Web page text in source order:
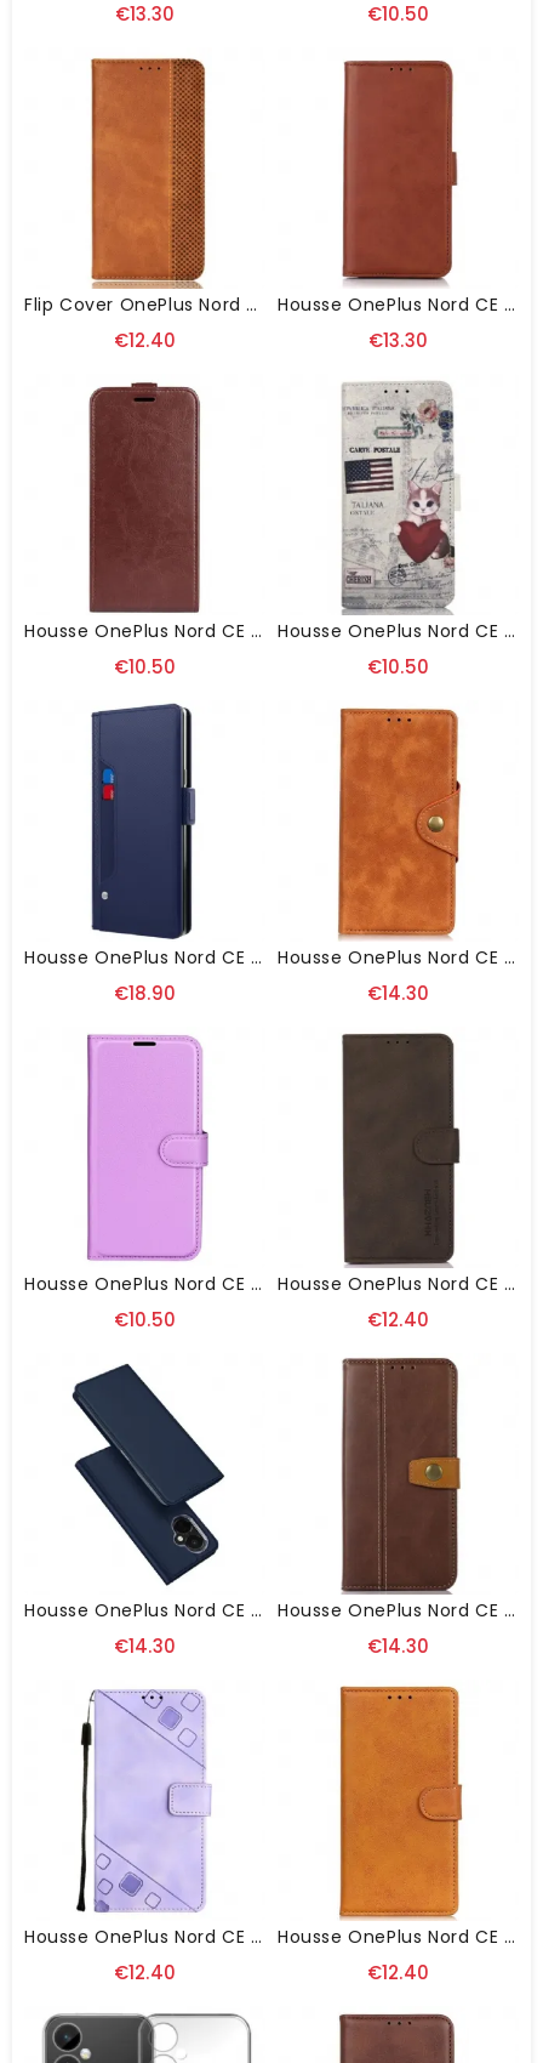
€13.30 €10.50
Flip Cover OnePlus Nord CE 3 Lite 5G Vintage Stylisée
€12.40
Housse OnePlus Nord CE 3 Lite 5G Unie
€13.30
Housse OnePlus Nord CE 3 Lite 5G Rabat Vertical
€10.50
Housse OnePlus Nord CE 3 Lite 5G Chat Voyageur
€10.50
Housse OnePlus Nord CE 3 Lite 5G Miroir Et Porte-Cartes Amovible
€18.90
Housse OnePlus Nord CE 3 Lite 5G Bouton Magnétique
€14.30
Housse OnePlus Nord CE 3 Lite 5G Style Classique
€10.50
Housse OnePlus Nord CE 3 Lite 5G Simili Cuir KAZNEH
€12.40
Housse OnePlus Nord CE 3 Lite Skin Pro DUX DUCIS
€14.30
Housse OnePlus Nord CE 3 Lite 5G Sangle
€14.30
Housse OnePlus Nord CE 3 Lite 5G Style 70 À Lanière
€12.40
Housse OnePlus Nord CE 3 Lite 5G Simili Cuir Mat
€12.40